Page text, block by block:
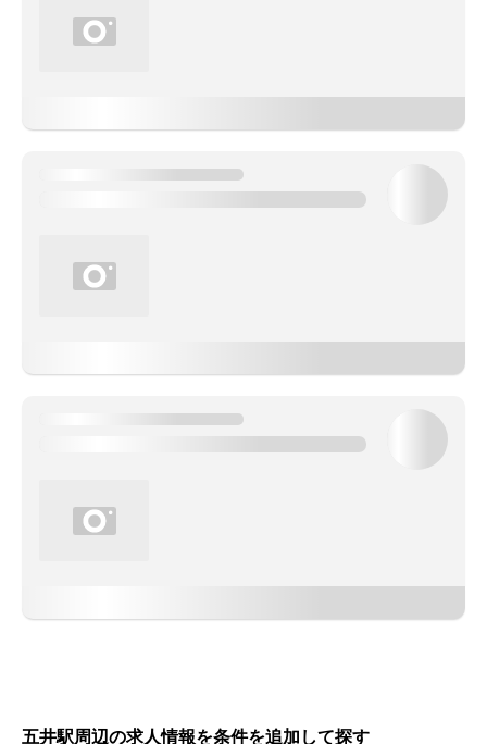
五井駅周辺の求人情報を条件を追加して探す